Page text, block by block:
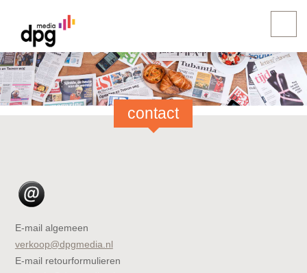
contact
E-mail algemeen
verkoop@dpgmedia.nl
E-mail retourformulieren